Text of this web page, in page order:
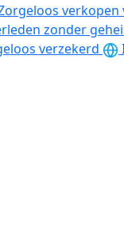
verkopen
zonder
verzekerd